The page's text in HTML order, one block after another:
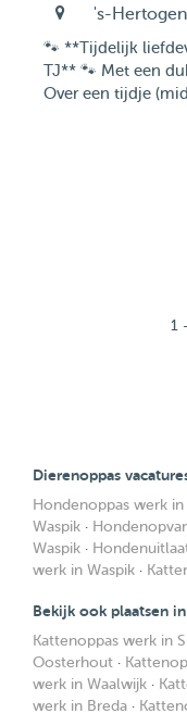
's-
🐾 **Tijdelijk
TJ** 🐾 Met een
Over een tijdje
1
Dierenoppas
Hondenoppas werk in
Waspik ·
Waspik ·
werk in Waspik ·
Bekijk ook plaatsen
Kattenoppas werk in
Oosterhout ·
werk in Waalwijk ·
werk in Breda ·